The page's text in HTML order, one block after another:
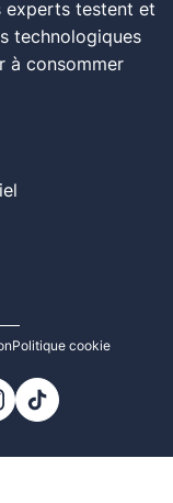
experts testent et
technologiques
à consommer
Politique cookie